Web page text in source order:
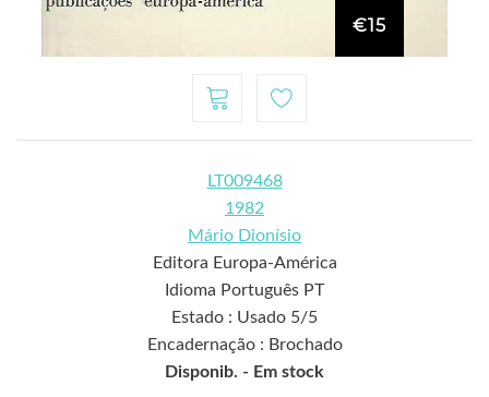
€15
LT009468
1982
Mário Dionísio
Editora Europa-América
Idioma Português PT
Estado : Usado 5/5
Encadernação : Brochado
Disponib. - Em stock